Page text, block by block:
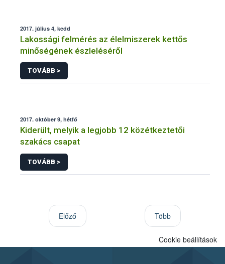
2017. július 4, kedd
Lakossági felmérés az élelmiszerek kettős
minőségének észleléséről
TOVÁBB >
2017. október 9, hétfő
Kiderült, melyik a legjobb 12 közétkeztetői
szakács csapat
TOVÁBB >
Előző Több
Cookie beállítások